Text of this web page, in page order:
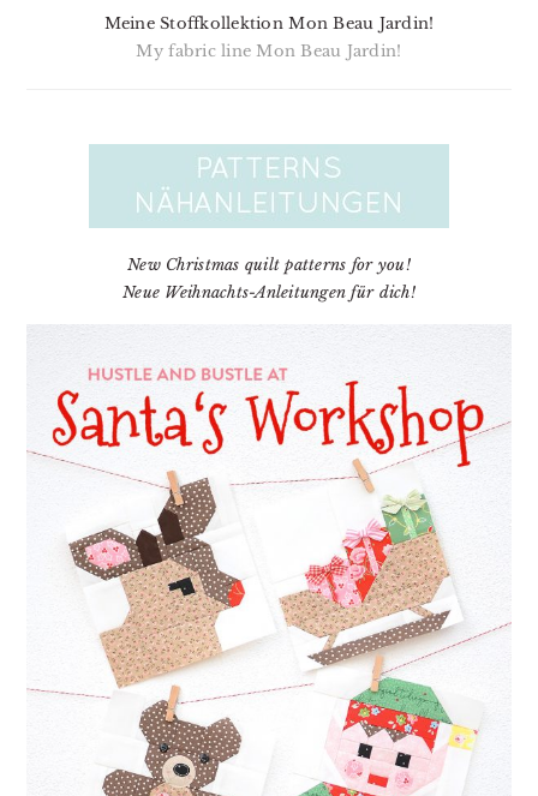
Meine Stoffkollektion Mon Beau Jardin!
My fabric line Mon Beau Jardin!
New Christmas quilt patterns for you!
Neue Weihnachts-Anleitungen für dich!